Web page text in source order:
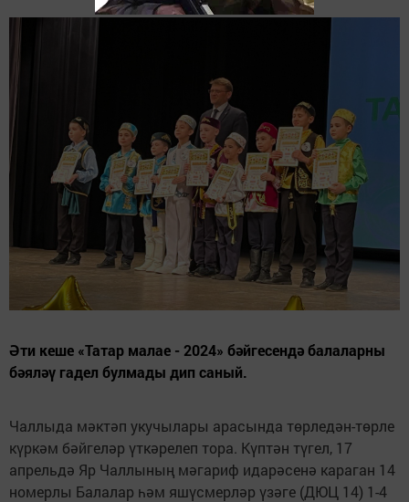
Әти кеше «Татар малае - 2024» бәйгесендә балаларны
бәяләү гадел булмады дип саный.
Чаллыда мәктәп укучылары арасында төрледән-төрле
күркәм бәйгеләр үткәрелеп тора. Күптән түгел, 17
апрельдә Яр Чаллының мәгариф идарәсенә караган 14
номерлы Балалар һәм яшүсмерләр үзәге (ДЮЦ 14) 1-4